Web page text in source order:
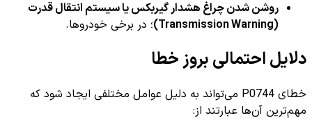
روشن شدن چراغ هشدار گیربکس یا سیستم انتقال قدرت
(Transmission Warning)
؛ در برخی خودروها.
دلایل احتمالی بروز خطا
خطای P0744 می‌تواند به دلیل عوامل مختلفی ایجاد شود که
مهم‌ترین آن‌ها عبارتند از: